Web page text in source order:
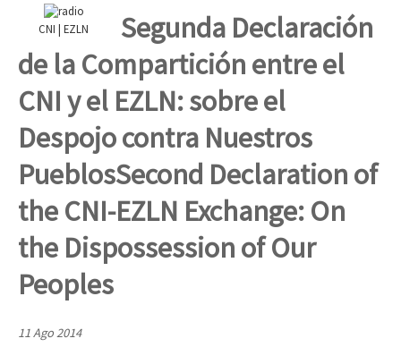
La palabra del EZLN
TEMAS
Chiapas
México
Latinoamérica
Mundo
EZLN
La Sexta
Dia 4 – Encontro “Guerra contra a Humanidade” (As populações
Dia 3 do Encontro “Guerra contra a Humanidade”
Dia 2 do Encontro “Guerra contra a Humanidad”
Dia 1: Encontro “Guerra contra a Humanidade”
[CDMX – 20 julio] Jornadas globales por la libertad de Jesús
CNI | EZLN
Segunda Declaración
de la Compartición entre el
CNI y el EZLN: sobre el
Despojo contra Nuestros
PueblosSecond Declaration of
the CNI-EZLN Exchange: On
the Dispossession of Our
Peoples
11 Ago 2014